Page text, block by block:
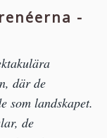
-
där de
som landskapet.
de